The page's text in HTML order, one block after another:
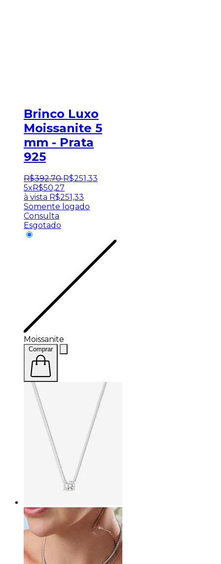
Brinco Luxo
Moissanite 5
mm - Prata
925
R$392,70 R$251,33
5xR$50,27
à vista R$251,33
Somente logado
Consulta
Esgotado
Moissanite
Comprar